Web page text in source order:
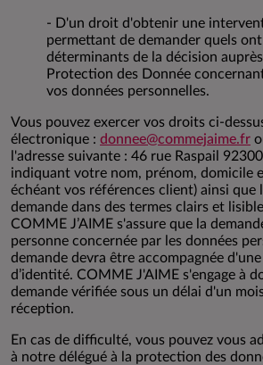
- D'un droit d'obtenir une
permettant de demander quels
déterminants de la décision
Protection des Donnée
vos données personnelles.
Vous pouvez exercer vos droits ci-
électronique : donnee@commejaime.fr
l'adresse suivante : 46 rue Raspail
indiquant votre nom, prénom, domicile
échéant vos références client) ainsi que
demande dans des termes clairs et
COMME J’AIME s'assure que la
personne concernée par les données
demande devra être accompagnée
d’identité. COMME J'AIME s'engage à
demande vérifiée sous un délai d'un
réception.
En cas de difficulté, vous pouvez vous
à notre délégué à la protection des